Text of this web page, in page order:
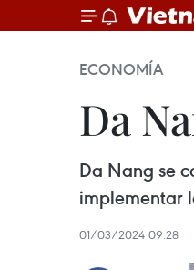
ECONOMÍA
Da
Da Nang se
implementar
01/03/2024 09:28